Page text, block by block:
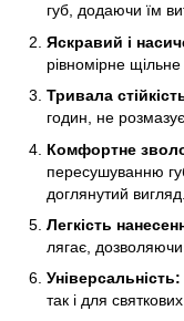
губ, додаючи їм
Яскравий і
рівномірне
Тривала
годин, не
Комфортне
пересушуванню
доглянутий вигляд.
Легкість
лягає, дозволяючи
Універсальність:
так і для